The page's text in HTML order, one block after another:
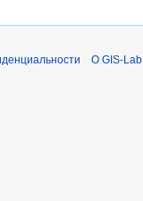
О GIS-Lab